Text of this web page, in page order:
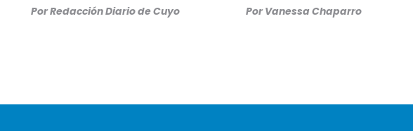
PorRedacción Diario de Cuyo Por Vanessa Chaparro